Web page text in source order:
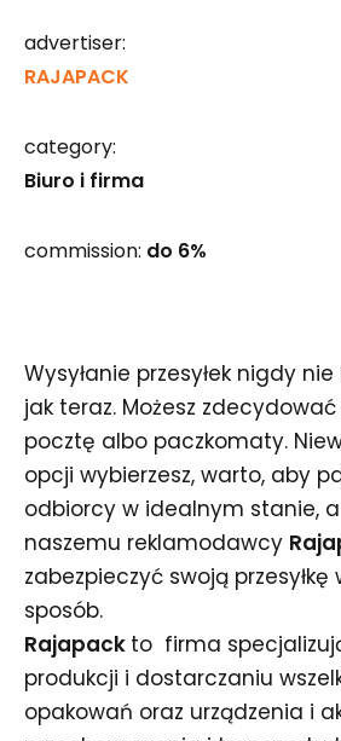
advertiser:
RAJAPACK
category:
Biuro i firma
commission: do 6%
Wysyłanie przesyłek nigdy
jak teraz. Możesz
pocztę albo paczkomaty.
opcji wybierzesz, warto, aby
odbiorcy w idealnym stanie, a
naszemu reklamodawcy
zabezpieczyć swoją
sposób.
Rajapack to firma
produkcji i dostarczaniu
opakowań oraz urządzenia i